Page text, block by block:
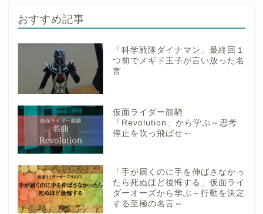
おすすめ記事
「科学戦隊ダイナマン」最終回１
つ前でメギド王子が言い放った名
言
仮面ライダー龍騎
「Revolution」から学ぶ～思考
停止を吹っ飛ばせ～
「手が届くのに手を伸ばさなかっ
たら死ぬほど後悔する」仮面ライ
ダーオーズから学ぶ～行動を決定
する至極の名言～